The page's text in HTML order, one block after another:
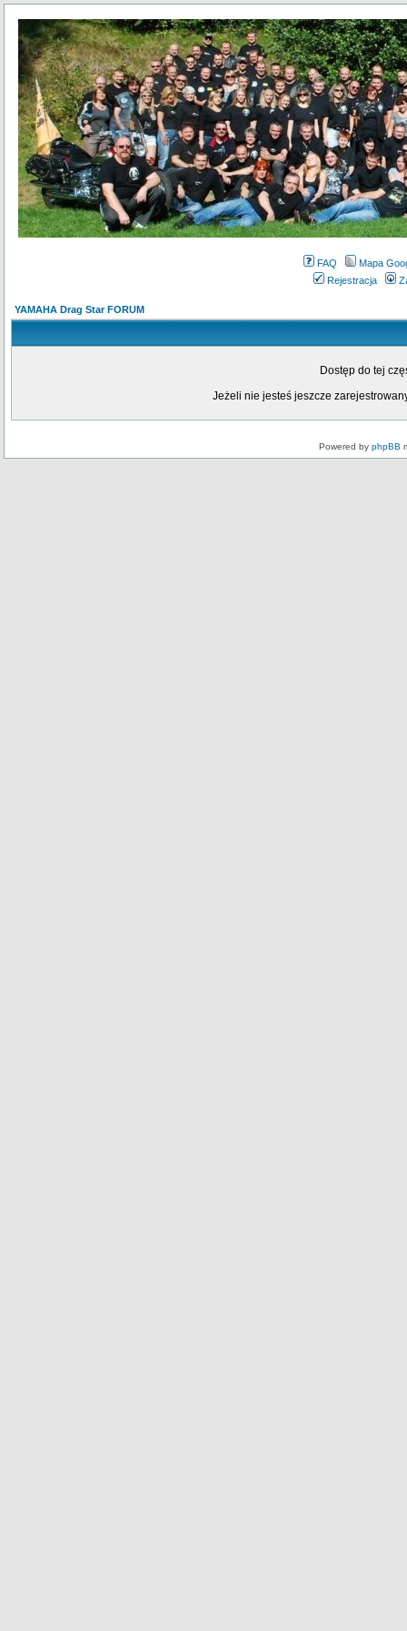
FAQ
Mapa
Rejestracja
YAMAHA Drag Star FORUM
Dostęp do tej
Jeżeli nie jesteś jeszcze
Powered by phpBB